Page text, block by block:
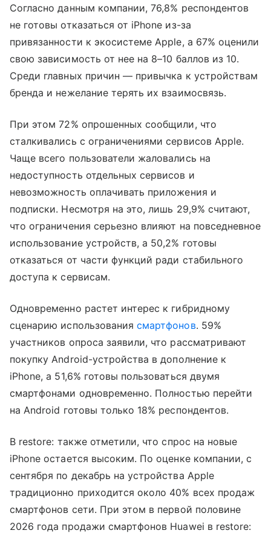
Согласно данным компании, 76,8% респондентов
не готовы отказаться от iPhone из-за
привязанности к экосистеме Apple, а 67% оценили
свою зависимость от нее на 8–10 баллов из 10.
Среди главных причин — привычка к устройствам
бренда и нежелание терять их взаимосвязь.
При этом 72% опрошенных сообщили, что
сталкивались с ограничениями сервисов Apple.
Чаще всего пользователи жаловались на
недоступность отдельных сервисов и
невозможность оплачивать приложения и
подписки. Несмотря на это, лишь 29,9% считают,
что ограничения серьезно влияют на повседневное
использование устройств, а 50,2% готовы
отказаться от части функций ради стабильного
доступа к сервисам.
Одновременно растет интерес к гибридному
сценарию использованиясмартфонов. 59%
участников опроса заявили, что рассматривают
покупку Android-устройства в дополнение к
iPhone, а 51,6% готовы пользоваться двумя
смартфонами одновременно. Полностью перейти
на Android готовы только 18% респондентов.
В restore: также отметили, что спрос на новые
iPhone остается высоким. По оценке компании, с
сентября по декабрь на устройства Apple
традиционно приходится около 40% всех продаж
смартфонов сети. При этом в первой половине
2026 года продажи смартфонов Huawei в restore: